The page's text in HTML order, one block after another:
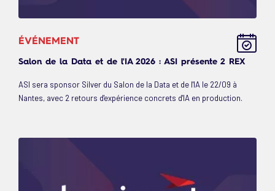
ÉVÉNEMENT
Salon de la Data et de l'IA 2026 : ASI présente 2 REX
ASI sera sponsor Silver du Salon de la Data et de l'IA le 22/09 à
Nantes, avec 2 retours d'expérience concrets d'IA en production.